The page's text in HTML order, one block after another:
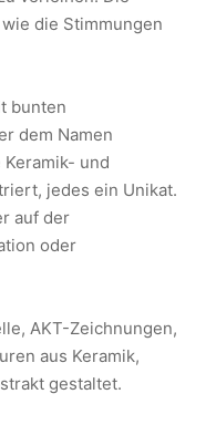
die Stimmungen
bunten
dem Namen
Keramik- und
jedes ein Unikat.
auf der
oder
AKT-Zeichnungen,
aus Keramik,
gestaltet.